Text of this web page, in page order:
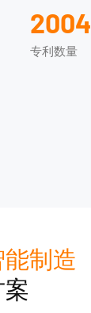
2004
专利数量
制造